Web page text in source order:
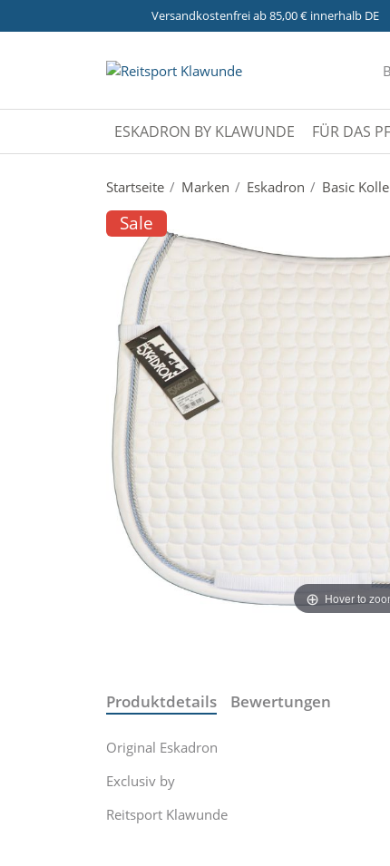
Versandkostenfrei ab 85,00 € innerhalb DE
ESKADRON BY KLAWUNDE FÜR DAS
Startseite Marken Eskadron Basic
Sale
Hover to
Produktdetails Bewertungen
Original Eskadron
Exclusiv by
Reitsport Klawunde